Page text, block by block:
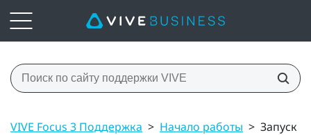
VIVE Focus 3 Поддержка > Начало работы > Запуск